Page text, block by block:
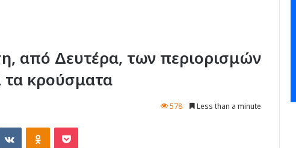
από Δευτέρα, των περιορισμών
τα κρούσματα
578 Less than a minute
VKontakteOdnoklassniki
Pocket